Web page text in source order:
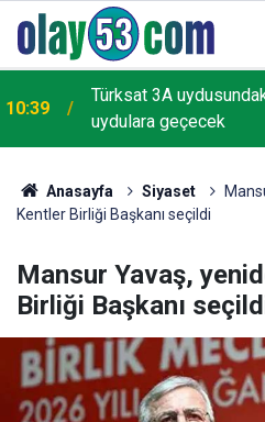
10:39
Türksat 3A
uydulara geçecek
Anasayfa Siyaset
Kentler Birliği Başkanı seçildi
Mansur Yavaş,
Birliği Başkanı